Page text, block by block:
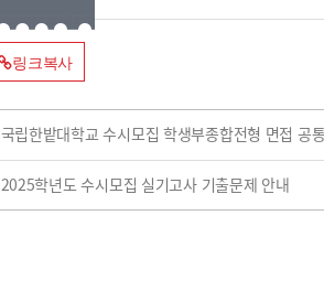
링크복사
국립한밭대학교 수시모집 학생부종합전형 면접 공
2025학년도 수시모집 실기고사 기출문제 안내